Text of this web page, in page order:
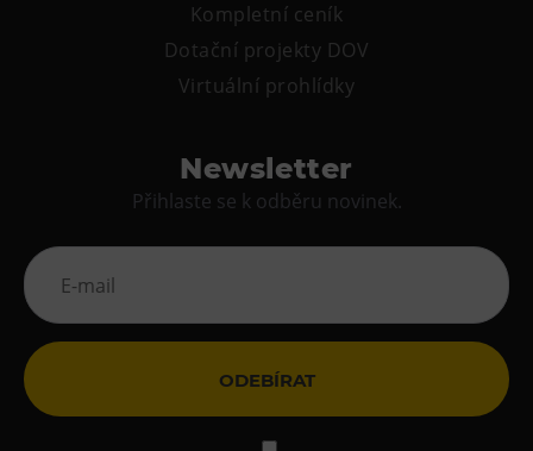
Kompletní ceník
Dotační projekty DOV
Virtuální prohlídky
Newsletter
Přihlaste se k odběru novinek.
ODEBÍRAT